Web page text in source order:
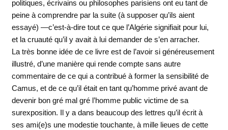
politiques, écrivains ou philosophes parisiens ont eu tant de
peine à comprendre par la suite (à supposer qu’ils aient
essayé) —c’est-à-dire tout ce que l’Algérie signifiait pour lui,
et la cruauté qu’il y avait à lui demander de s’en arracher.
La très bonne idée de ce livre est de l’avoir si généreusement
illustré, d’une manière qui rende compte sans autre
commentaire de ce qui a contribué à former la sensibilité de
Camus, et de ce qu’il était en tant qu’homme privé avant de
devenir bon gré mal gré l’homme public victime de sa
surexposition. Il y a dans beaucoup des lettres qu’il écrit à
ses ami(e)s une modestie touchante, à mille lieues de cette